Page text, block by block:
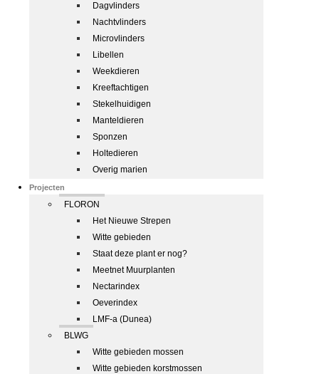
Dagvlinders
Nachtvlinders
Microvlinders
Libellen
Weekdieren
Kreeftachtigen
Stekelhuidigen
Manteldieren
Sponzen
Holtedieren
Overig marien
Projecten
FLORON
Het Nieuwe Strepen
Witte gebieden
Staat deze plant er nog?
Meetnet Muurplanten
Nectarindex
Oeverindex
LMF-a (Dunea)
BLWG
Witte gebieden mossen
Witte gebieden korstmossen